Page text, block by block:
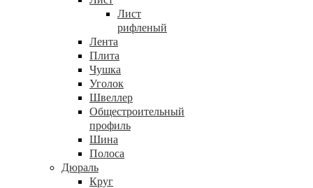
Лист
рифленый
Лента
Плита
Чушка
Уголок
Швеллер
Общестроительный
профиль
Шина
Полоса
Дюраль
Круг